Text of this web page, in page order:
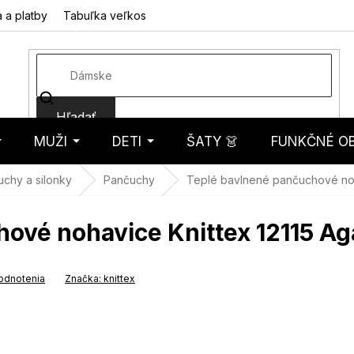
a platby Tabuľka veľkostí
Hľadať
MUŽI DETI ŠATY 👗 FUNKČNÉ
a silonky Pančuchy Teplé bavlnené pančuchové
nohavice Knittex 12115
Značka: knittex